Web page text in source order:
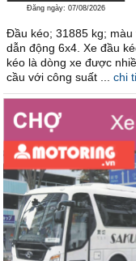
Đăng ngày: 07/08/2026
Đầu kéo; 31885 kg;
dẫn động 6x4. Xe đầu
kéo là dòng xe được
cầu với công suất ...
chi